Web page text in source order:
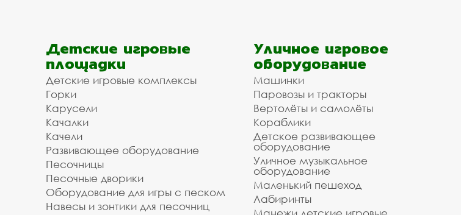
Детские игровые
площадки
Детские игровые комплексы
Горки
Карусели
Качалки
Качели
Развивающее оборудование
Песочницы
Песочные дворики
Оборудование для игры с песком
Навесы и зонтики для песочниц
Уличное игровое
оборудование
Машинки
Паровозы и тракторы
Вертолёты и самолёты
Кораблики
Детское развивающее
оборудование
Уличное музыкальное
оборудование
Маленький пешеход
Лабиринты